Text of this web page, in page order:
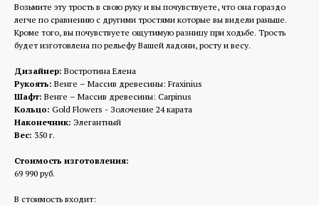
Возьмите эту трость в свою руку и вы почувствуете, что она гораздо
легче по сравнению с другими тростями которые вы видели раньше.
Кроме того, вы почувствуете ощутимую разницу при ходьбе. Трость
будет изготовлена по рельефу Вашей ладони, росту и весу.
Дизайнер: Востротина Елена
Рукоять: Венге – Массив древесины: Fraxinius
Шафт: Венге – Массив древесины: Carpinus
Кольцо: Gold Flowers - Золочение 24 карата
Наконечник: Элегантный
Вес: 350 г.
Стоимость изготовления:
69 990 руб.
В стоимость входит: